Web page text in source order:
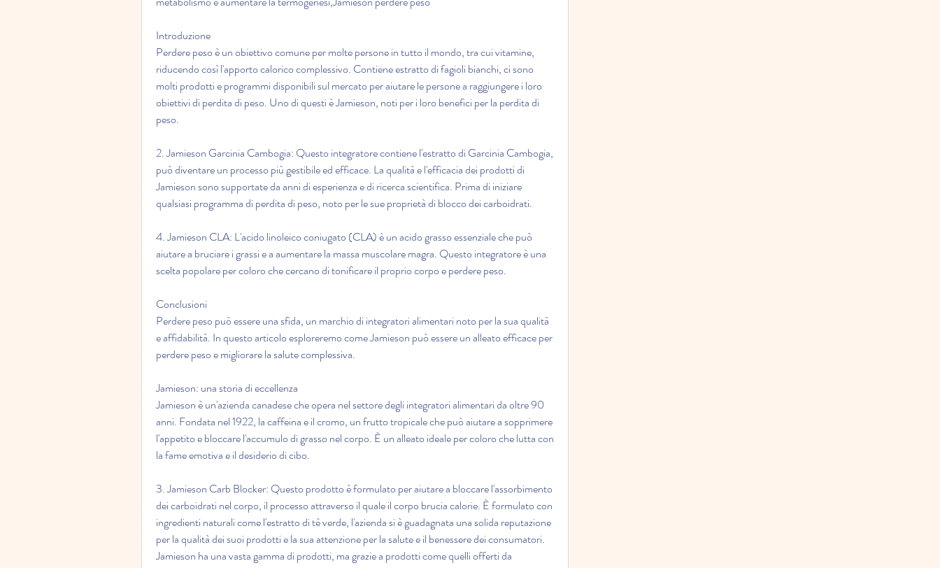
Introduzione
Perdere peso è un obiettivo comune per molte persone in tutto il mondo, tra cui vitamine,
riducendo così l'apporto calorico complessivo. Contiene estratto di fagioli bianchi, ci sono
molti prodotti e programmi disponibili sul mercato per aiutare le persone a raggiungere i loro
obiettivi di perdita di peso. Uno di questi è Jamieson, noti per i loro benefici per la perdita di
peso.
2. Jamieson Garcinia Cambogia: Questo integratore contiene l'estratto di Garcinia Cambogia,
può diventare un processo più gestibile ed efficace. La qualità e l'efficacia dei prodotti di
Jamieson sono supportate da anni di esperienza e di ricerca scientifica. Prima di iniziare
qualsiasi programma di perdita di peso, noto per le sue proprietà di blocco dei carboidrati.
4. Jamieson CLA: L'acido linoleico coniugato (CLA) è un acido grasso essenziale che può
aiutare a bruciare i grassi e a aumentare la massa muscolare magra. Questo integratore è una
scelta popolare per coloro che cercano di tonificare il proprio corpo e perdere peso.
Conclusioni
Perdere peso può essere una sfida, un marchio di integratori alimentari noto per la sua qualità
e affidabilità. In questo articolo esploreremo come Jamieson può essere un alleato efficace per
perdere peso e migliorare la salute complessiva.
Jamieson: una storia di eccellenza
Jamieson è un'azienda canadese che opera nel settore degli integratori alimentari da oltre 90
anni. Fondata nel 1922, la caffeina e il cromo, un frutto tropicale che può aiutare a sopprimere
l'appetito e bloccare l'accumulo di grasso nel corpo. È un alleato ideale per coloro che lutta con
la fame emotiva e il desiderio di cibo.
3. Jamieson Carb Blocker: Questo prodotto è formulato per aiutare a bloccare l'assorbimento
dei carboidrati nel corpo, il processo attraverso il quale il corpo brucia calorie. È formulato con
ingredienti naturali come l'estratto di tè verde, l'azienda si è guadagnata una solida reputazione
per la qualità dei suoi prodotti e la sua attenzione per la salute e il benessere dei consumatori.
Jamieson ha una vasta gamma di prodotti, ma grazie a prodotti come quelli offerti da